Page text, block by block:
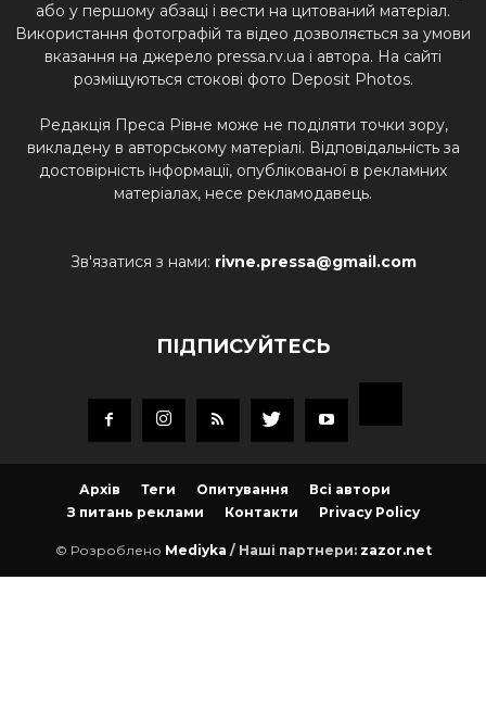
або у першому абзаці і вести на цитований матеріал.
Використання фотографій та відео дозволяється за умови
вказання на джерело pressa.rv.ua і автора. На сайті
розміщуються стокові фото Deposit Photos.
Редакція Преса Рівне може не поділяти точки зору,
викладену в авторському матеріалі. Відповідальність за
достовірність інформації, опублікованої в рекламних
матеріалах, несе рекламодавець.
Зв'язатися з нами: rivne.pressa@gmail.com
ПІДПИСУЙТЕСЬ
Архів Теги Опитування
Всі автори
З питань реклами
Контакти Privacy Policy
© Розроблено Mediyka / Наші партнери: zazor.net